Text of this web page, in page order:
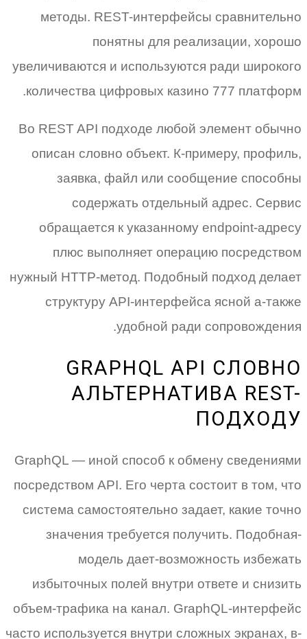
методы. REST-интерфейсы сравнительно
понятны для реализации, хорошо
увеличиваются и используются ради широкого
количества цифровых казино 777 платформ.
Во REST API подходе любой элемент обычно
описан словно объект. К-примеру, профиль,
заявка, файл или сообщение способны
содержать отдельный адрес. Сервис
обращается к указанному endpoint-адресу
плюс выполняет операцию посредством
нужный HTTP-метод. Подобный подход делает
структуру API-интерфейса ясной а-также
удобной ради сопровождения.
GRAPHQL API СЛОВНО
АЛЬТЕРНАТИВА REST-
ПОДХОДУ
GraphQL — иной способ к обмену сведениями
посредством API. Его черта состоит в том, что
система самостоятельно задает, какие точно
значения требуется получить. Подобная-
модель дает-возможность избежать
избыточных полей внутри ответе и снизить
объем-трафика на канал. GraphQL-интерфейс
часто используется внутри сложных экранах, в-